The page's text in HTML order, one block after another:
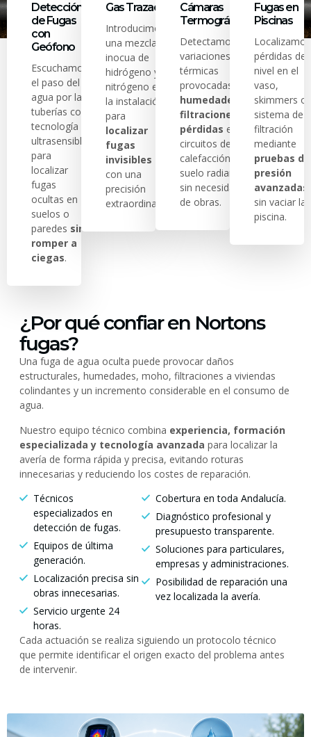
Detección
de Fugas
con
Geófono
Escuchamos
el paso del
agua por las
tuberías con
tecnología
ultrasensible
para
localizar
fugas
ocultas en
suelos o
paredes sin
romper a
ciegas.
Gas Trazador
Introducimos
una mezcla
inocua de
hidrógeno y
nitrógeno en
la instalación
para
localizar
fugas
invisibles
con una
precisión
extraordinaria.
Cámaras
Termográficas
Detectamos
variaciones
térmicas
provocadas por
humedades,
filtraciones o
pérdidas en
circuitos de
calefacción y
suelo radiante
sin necesidad
de obras.
Fugas en
Piscinas
Localizamos
pérdidas de
nivel en el
vaso,
skimmers o
sistema de
filtración
mediante
pruebas de
presión
avanzadas
sin vaciar la
piscina.
¿Por qué confiar en Nortons
fugas?
Una fuga de agua oculta puede provocar daños
estructurales, humedades, moho, filtraciones a viviendas
colindantes y un incremento considerable en el consumo de
agua.
Nuestro equipo técnico combina experiencia, formación
especializada y tecnología avanzada para localizar la
avería de forma rápida y precisa, evitando roturas
innecesarias y reduciendo los costes de reparación.
Técnicos
especializados en
detección de fugas.
Equipos de última
generación.
Localización precisa sin
obras innecesarias.
Servicio urgente 24
horas.
Cobertura en toda Andalucía.
Diagnóstico profesional y
presupuesto transparente.
Soluciones para particulares,
empresas y administraciones.
Posibilidad de reparación una
vez localizada la avería.
Cada actuación se realiza siguiendo un protocolo técnico
que permite identificar el origen exacto del problema antes
de intervenir.